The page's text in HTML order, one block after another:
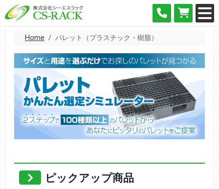
Home パレット（プラスチック・樹脂）
ピックアップ商品